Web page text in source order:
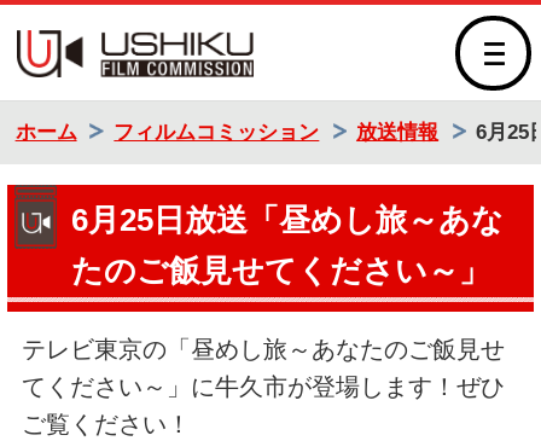
牛久市フィルムコミッシ
ホーム フィルムコミッション 放送情報 6月25
6月25日放送「昼めし旅～あな
たのご飯見せてください～」
テレビ東京の「昼めし旅～あなたのご飯見せ
てください～」に牛久市が登場します！ぜひ
ご覧ください！